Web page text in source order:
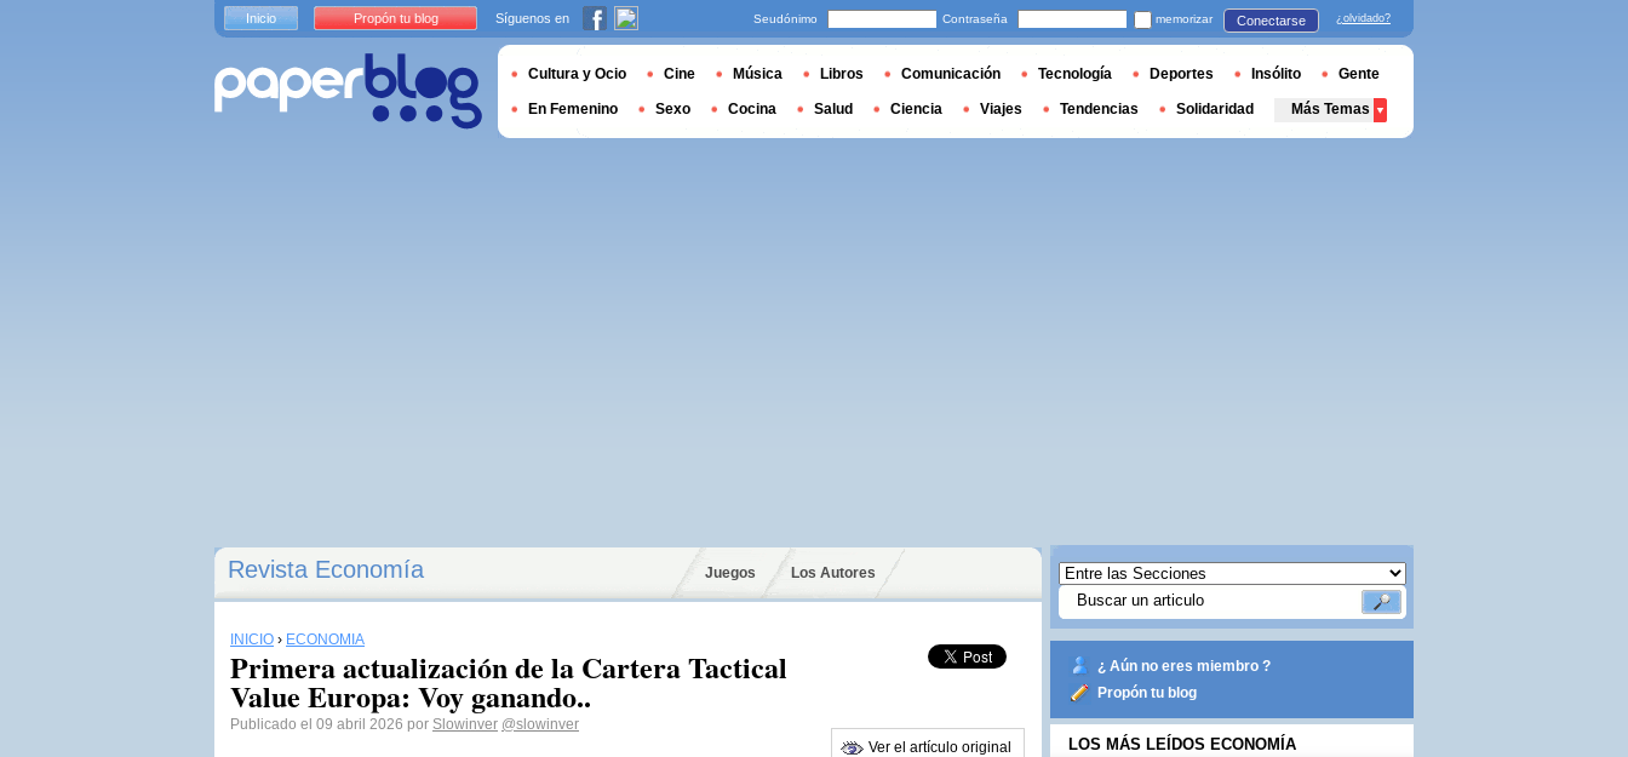
Revista Economía Juegos Los Autores
INICIO › ECONOMÍA
Primera actualización de la Cartera Tactical
Value Europa: Voy ganando..
Publicado el 09 abril 2026 por Slowinver @slowinver
Ver el artículo original
¿ Aún no eres miembro ?
Propón tu blog
LOS MÁS LEÍDOS ECONOMÍA
Inicio Propón tu blog Síguenos en Seudónimo Contraseña memorizar Conectarse ¿olvidado?
Cultura y Ocio Cine Música Libros Comunicación Tecnología Deportes Insólito Gente
En Femenino Sexo Cocina Salud Ciencia Viajes Tendencias Solidaridad Más Temas